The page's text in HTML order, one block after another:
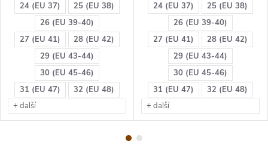
24 (EU 37)
25 (EU 38)
26 (EU 39-40)
27 (EU 41)
28 (EU 42)
29 (EU 43-44)
30 (EU 45-46)
31 (EU 47)
32 (EU 48)
+ další
24 (EU 37)
25 (EU 38)
26 (EU 39-40)
27 (EU 41)
28 (EU 42)
29 (EU 43-44)
30 (EU 45-46)
31 (EU 47)
32 (EU 48)
+ další